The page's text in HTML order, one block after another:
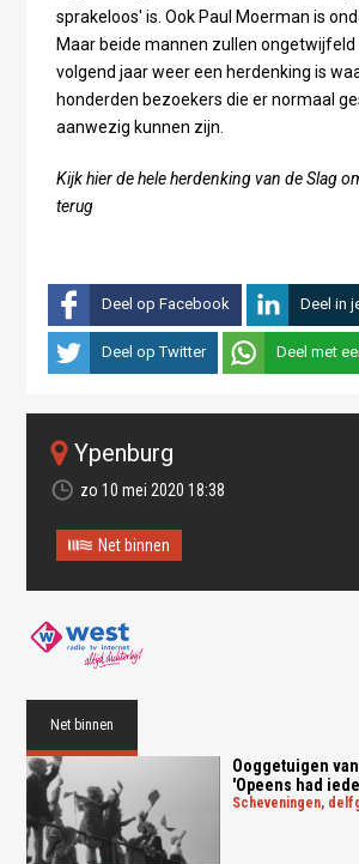
sprakeloos' is. Ook Paul Moerman is
Maar beide mannen zullen
volgend jaar weer een herdenking is
honderden bezoekers die er normaal
aanwezig kunnen zijn.
Kijk hier de hele herdenking van de Slag
terug
Deel op Facebook Deel in
Deel op Twitter Deel met
Ypenburg
zo 10 mei 2020 18:38
Net binnen
Net binnen
Ooggetuigen
'Opeens had
scheveningen,